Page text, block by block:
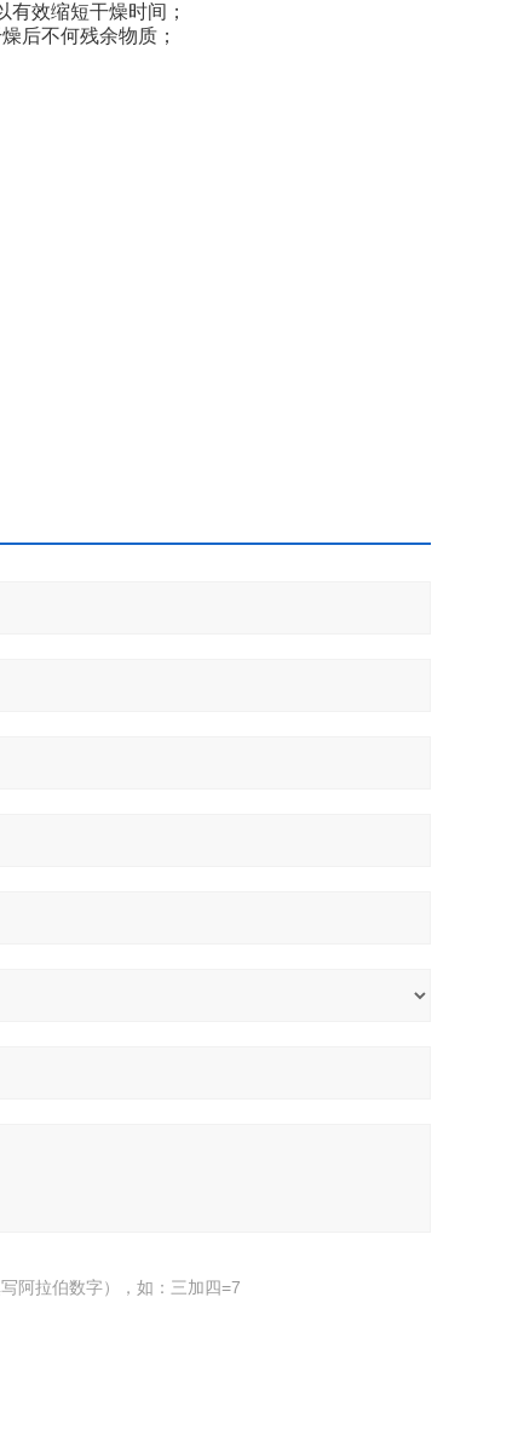
效缩短干燥时间；
后不何残余物质；
阿拉伯数字），如：三加四=7